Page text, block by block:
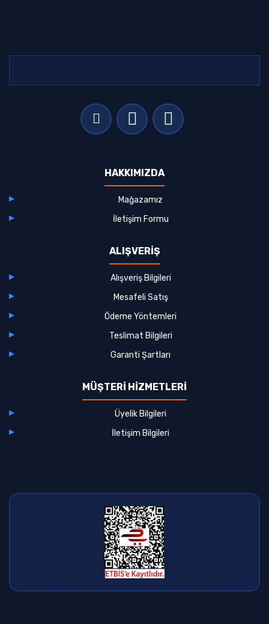
HAKKIMIZDA
Mağazamız
İletişim Formu
ALIŞVERİŞ
Alışveriş Bilgileri
Mesafeli Satış
Ödeme Yöntemleri
Teslimat Bilgileri
Garanti Şartları
MÜŞTERİ HİZMETLERİ
Üyelik Bilgileri
İletişim Bilgileri